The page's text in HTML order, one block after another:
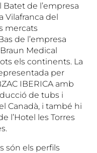
de l’empresa
Vilafranca del
mercats
de l’empresa
Medical
els continents. La
per
IBERICA amb
de tubs i
Canadà, i també hi
l’Hotel les Torres
són els perfils